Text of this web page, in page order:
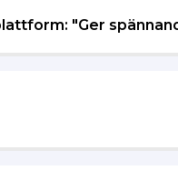
"Ger